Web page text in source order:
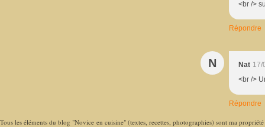
<br />
Répondre
N Nat 17/
<br />
Répondre
Tous les éléments du blog "Novice en cuisine" (textes, recettes, photographies) sont ma